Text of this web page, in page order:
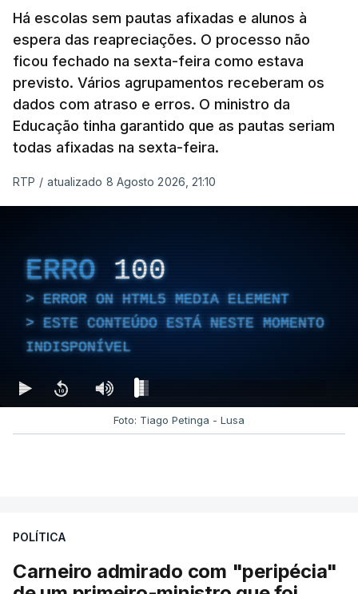
Há escolas sem pautas afixadas e alunos à
espera das reapreciações. O processo não
ficou fechado na sexta-feira como estava
previsto. Vários agrupamentos receberam os
dados com atraso e erros. O ministro da
Educação tinha garantido que as pautas seriam
todas afixadas na sexta-feira.
RTP / atualizado 8 Agosto 2026, 21:10
ERRO 100
ERROR ON HTML5 MEDIA ELEMENT
ESTE CONTEÚDO ESTÁ NESTE MOMENTO
INDISPONÍVEL
Foto: Tiago Petinga - Lusa
POLÍTICA
Carneiro admirado com "peripécia"